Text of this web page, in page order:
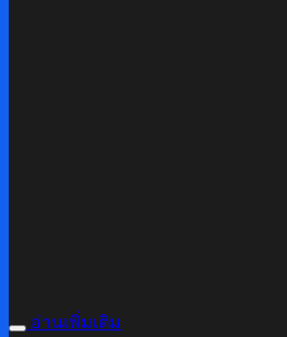
อ่านเพิ่มเติม